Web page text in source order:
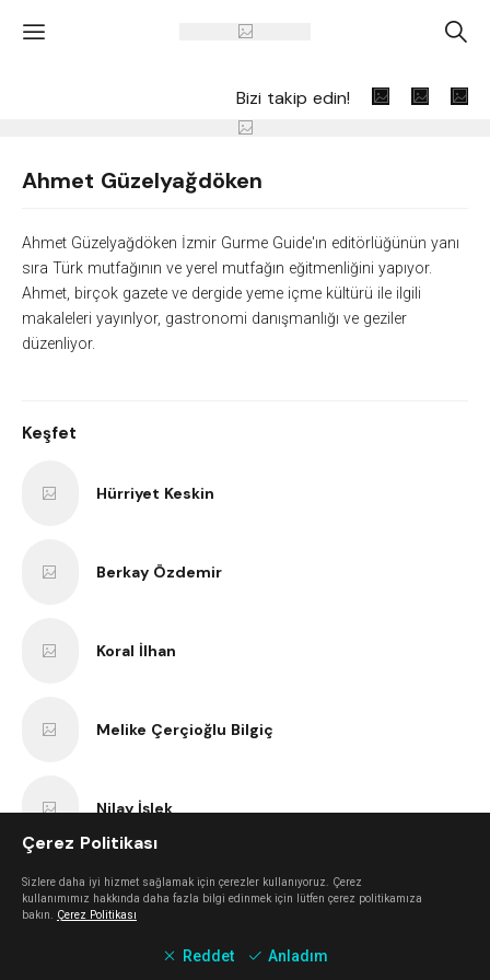
' A
Bizi takip edin!
Ahmet Güzelyağdöken
Ahmet Güzelyağdöken İzmir Gurme Guide'ın editörlüğünün yanı
sıra Türk mutfağının ve yerel mutfağın eğitmenliğini yapıyor.
Ahmet, birçok gazete ve dergide yeme içme kültürü ile ilgili
makaleleri yayınlyor, gastronomi danışmanlığı ve geziler
düzenliyor.
Keşfet
Hürriyet Keskin
Berkay Özdemir
Koral İlhan
Melike Çerçioğlu Bilgiç
Nilay İşlek
Nurcan Öterbübül Tatari
Sercan Dokuzoğlu
Çerez Politikası
Sizlere daha iyi hizmet sağlamak için çerezler kullanıyoruz. Çerez
kullanımımız hakkında daha fazla bilgi edinmek için lütfen çerez politikamıza
bakın. Çerez Politikası
Reddet Anladım